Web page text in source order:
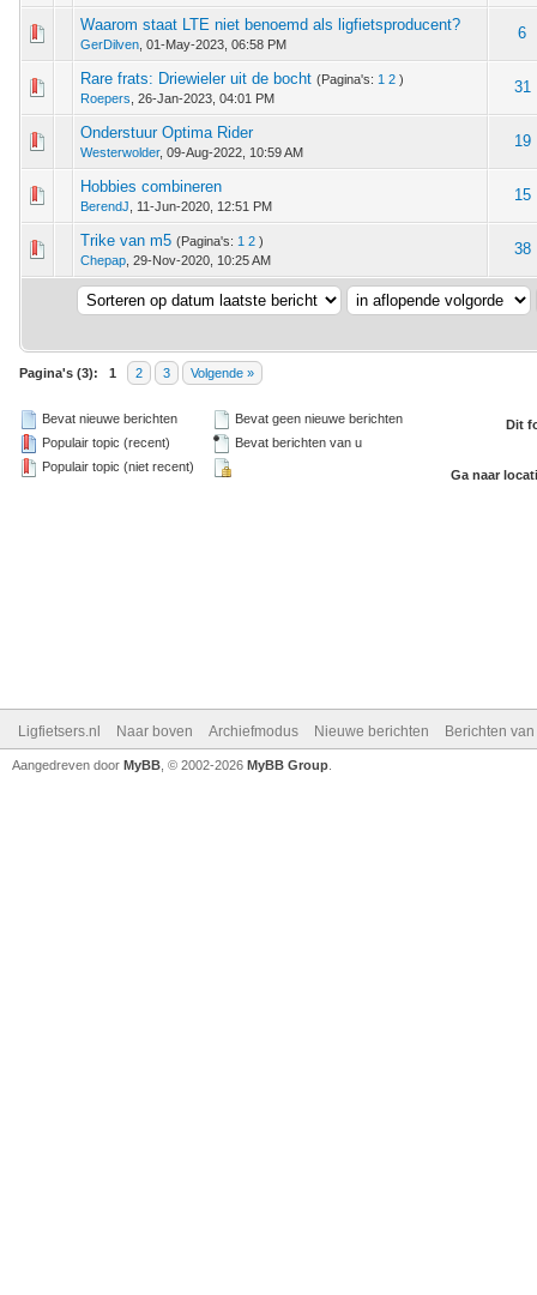
Waarom staat LTE niet benoemd als ligfietsproducent?
GerDilven 01-May-2023, 06:58 PM
6
0 van 5 gemiddeld
45
Rare frats: Driewieler uit de bocht (Pagina's: 1 2 )
Roepers 26-Jan-2023, 04:01 PM
31
- 0 van 5 gemiddeld
45
Onderstuur Optima Rider
Westerwolder, 09-Aug-2022, 10:59 AM
19
- 0 van 5 gemiddeld
45
Hobbies combineren
BerendJ 11-Jun-2020, 12:51 PM
15
- 0 van 5 gemiddeld
45
Trike van m5 (Pagina's: 1 2 )
Chepap 29-Nov-2020, 10:25 AM
38
- 0 van 5 gemiddeld
4 5
Pagina's (3): 1 2 3 Volgende »
Bevat nieuwe berichten
Populair topic (recent)
Populair topic (niet recent)
Bevat geen nieuwe berichten
Bevat berichten van u
Dit
Ga naar
Ligfietsers.nl Naar boven Archiefmodus Nieuwe berichten Berichten
Aangedreven door MyBB , © 2002-2026 MyBB Group